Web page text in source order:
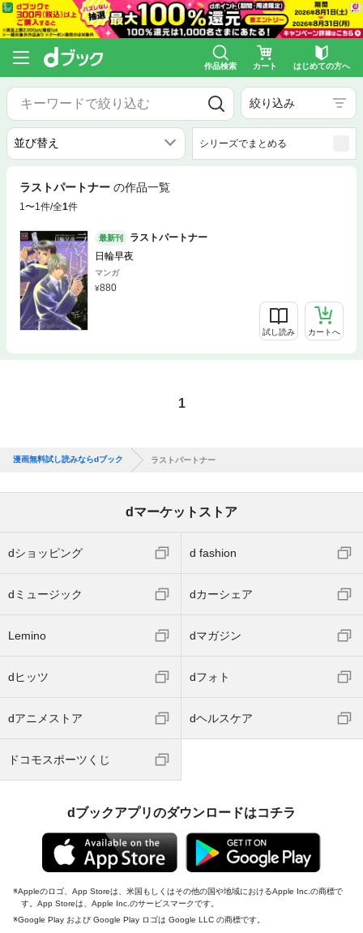
作品検索 カート はじめての方へ
絞り込み
シリーズでまとめる
ラストパートナー の作品一覧
1〜1件/全1件
最新刊
ラストパートナー
日輪早夜
マンガ
880
試し読み カートへ
1
漫画無料試し読みならdブック ラストパートナー
dマーケットストア
dショッピング d fashion
dミュージック dカーシェア
Lemino dマガジン
dヒッツ dフォト
dアニメストア dヘルスケア
ドコモスポーツくじ
dブックアプリのダウンロードはコチラ
Appleのロゴ、App Storeは、米国もしくはその他の国や地域におけるApple Inc.の商標で
す。App Storeは、Apple Inc.のサービスマークです。
Google Play および Google Play ロゴは Google LLC の商標です。